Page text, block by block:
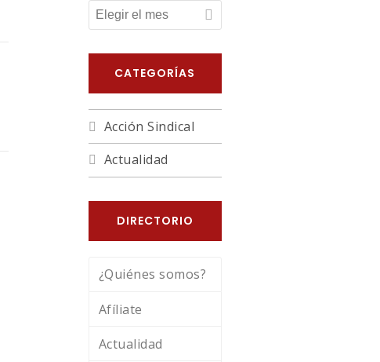
ARCHIVOS
CATEGORÍAS
Acción Sindical
Actualidad
DIRECTORIO
¿Quiénes somos?
Afíliate
Actualidad